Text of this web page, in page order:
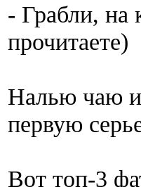
- Грабли, на
прочитаете)
Налью чаю и
первую
Вот топ-3